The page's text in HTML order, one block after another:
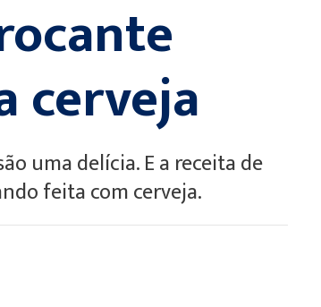
cerveja
uma delícia. E a receita de
feita com cerveja.